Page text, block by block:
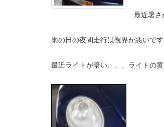
最近暑
雨の日の夜間走行は視界が悪いで
最近ライトが暗い、、、ライトの